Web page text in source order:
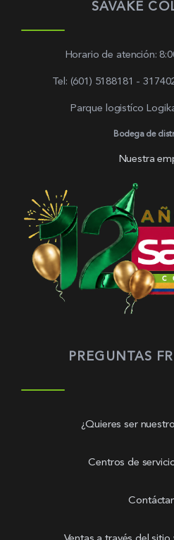
SAVAKE
Horario de atención:
Tel: (601) 5188181 -
Parque logistíco
Bodega de
Nuestra
PREGUNTAS
¿Quieres ser
Centros de